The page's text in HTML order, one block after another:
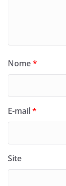
Nome*
E-mail*
Site